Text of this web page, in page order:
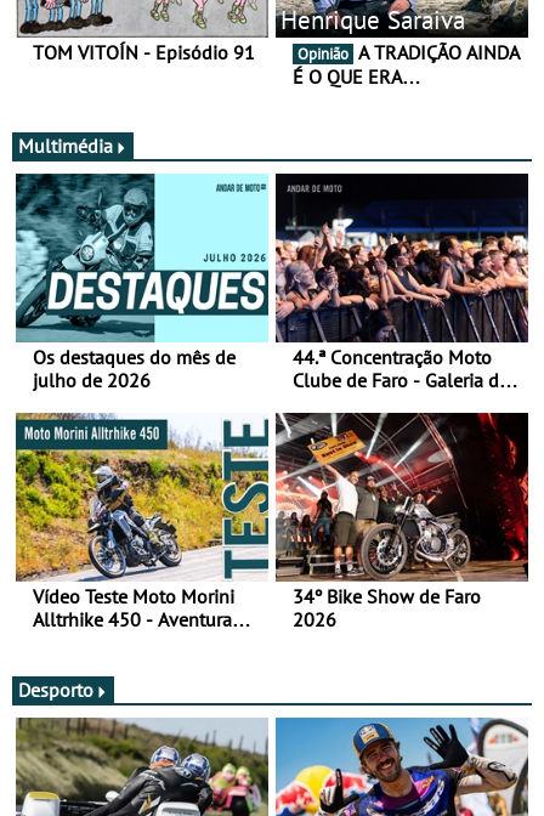
TOM VITOÍN - Episódio 91
Henrique Saraiva
Opinião
É O QUE ERA…
Multimédia
Os destaques do mês de
julho de 2026
44.ª Concentração Moto
Clube de Faro - Galeria de
Vídeo Teste Moto Morini
Alltrhike 450 - Aventura
34º Bike Show de Faro
2026
Desporto